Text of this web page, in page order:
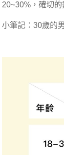
20~30%，確切
小筆記：30歲的